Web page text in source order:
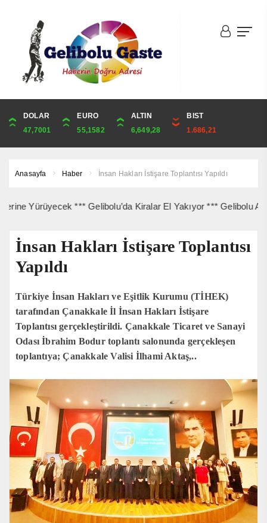
DOLAR
47,7001
EURO
55,1582
ALTIN
6,649,28
BIST
1.686,21
ONS
4,335,20
ALTIN
6,649,28
ÇEYREK
10,871,57
CUMHURİYET
44,829,00
Anasayfa Haber İnsan Hakları İstişare Toplantısı Yapıldı
*** Gelibolu’da Kiralar El Yakıyor *** Gelibolu
İnsan Hakları İstişare Toplantısı
Yapıldı
Türkiye İnsan Hakları ve Eşitlik Kurumu (TİHEK)
tarafından Çanakkale İl İnsan Hakları İstişare
Toplantısı gerçekleştirildi. Çanakkale Ticaret ve Sanayi
Odası İbrahim Bodur toplantı salonunda gerçekleşen
toplantıya; Çanakkale Valisi İlhami Aktaş,..